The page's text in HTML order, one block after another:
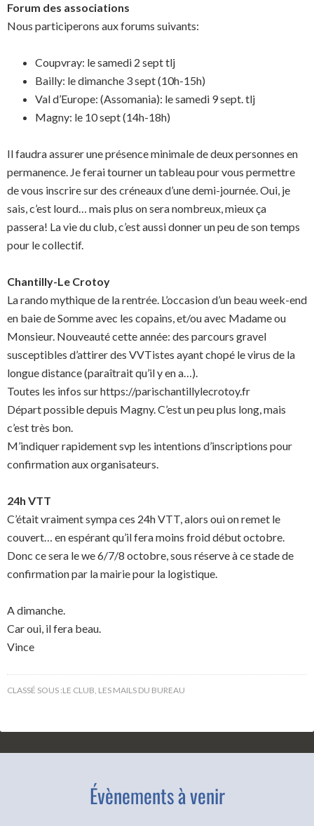
Forum des associations
Nous participerons aux forums suivants:
Coupvray: le samedi 2 sept tlj
Bailly: le dimanche 3 sept (10h-15h)
Val d’Europe: (Assomania): le samedi 9 sept. tlj
Magny: le 10 sept (14h-18h)
Il faudra assurer une présence minimale de deux personnes en
permanence. Je ferai tourner un tableau pour vous permettre
de vous inscrire sur des créneaux d’une demi-journée. Oui, je
sais, c’est lourd… mais plus on sera nombreux, mieux ça
passera! La vie du club, c’est aussi donner un peu de son temps
pour le collectif.
Chantilly-Le Crotoy
La rando mythique de la rentrée. L’occasion d’un beau week-end
en baie de Somme avec les copains, et/ou avec Madame ou
Monsieur. Nouveauté cette année: des parcours gravel
susceptibles d’attirer des VVTistes ayant chopé le virus de la
longue distance (paraîtrait qu’il y en a…).
Toutes les infos sur https://parischantillylecrotoy.fr
Départ possible depuis Magny. C’est un peu plus long, mais
c’est très bon.
M’indiquer rapidement svp les intentions d’inscriptions pour
confirmation aux organisateurs.
24h VTT
C’était vraiment sympa ces 24h VTT, alors oui on remet le
couvert… en espérant qu’il fera moins froid début octobre.
Donc ce sera le we 6/7/8 octobre, sous réserve à ce stade de
confirmation par la mairie pour la logistique.
A dimanche.
Car oui, il fera beau.
Vince
CLASSÉ SOUS :LE CLUB, LES MAILS DU BUREAU
Évènements à venir